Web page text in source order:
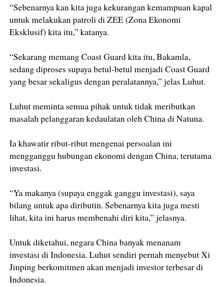
“Sebenarnya kan kita juga kekurangan kemampuan kapal
untuk melakukan patroli di ZEE (Zona Ekonomi
Eksklusif) kita itu,” katanya.
“Sekarang memang Coast Guard kita itu, Bakamla,
sedang diproses supaya betul-betul menjadi Coast Guard
yang besar sekaligus dengan peralatannya,” jelas Luhut.
Luhut meminta semua pihak untuk tidak meributkan
masalah pelanggaran kedaulatan oleh China di Natuna.
Ia khawatir ribut-ribut mengenai persoalan ini
mengganggu hubungan ekonomi dengan China, terutama
investasi.
“Ya makanya (supaya enggak ganggu investasi), saya
bilang untuk apa diributin. Sebenarnya kita juga mesti
lihat, kita ini harus membenahi diri kita,” jelasnya.
Untuk diketahui, negara China banyak menanam
investasi di Indonesia. Luhut sendiri pernah menyebut Xi
Jinping berkomitmen akan menjadi investor terbesar di
Indonesia.